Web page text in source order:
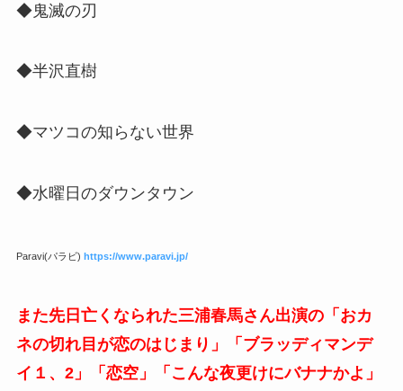
◆鬼滅の刃
◆半沢直樹
◆マツコの知らない世界
◆水曜日のダウンタウン
Paravi(パラビ) https://www.paravi.jp/
また先日亡くなられた三浦春馬さん出演の「おカ
ネの切れ目が恋のはじまり」「ブラッディマンデ
イ１、2」「恋空」「こんな夜更けにバナナかよ」